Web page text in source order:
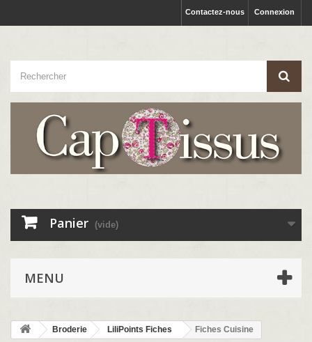
Connexion
Contactez-nous
Panier (vide)
MENU
Broderie LiliPoints Fiches Fiches Cuisine